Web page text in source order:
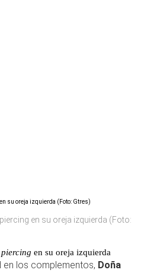
en su oreja izquierda (Foto:
piercing en su oreja izquierda
los complementos, Doña